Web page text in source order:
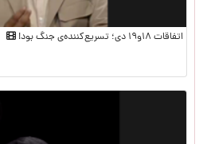
اتفاقات ۱۸و۱۹ دی؛ تسریع‌کننده‌ی جنگ بود!